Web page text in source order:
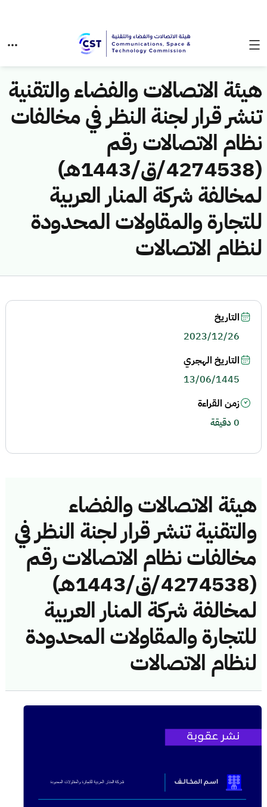
هيئة الاتصالات والفضاء والتقنية
تنشر قرار لجنة النظر في مخالفات
نظام الاتصالات رقم
(4274538/ق/1443هـ)
لمخالفة شركة المنار العربية
للتجارة والمقاولات المحدودة
لنظام الاتصالات
هيئة الاتصالات والفضاء
والتقنية تنشر قرار لجنة النظر في
مخالفات نظام الاتصالات رقم
(4274538/ق/1443هـ)
لمخالفة شركة المنار العربية
للتجارة والمقاولات المحدودة
لنظام الاتصالات
التاريخ
2023/12/26
التاريخ الهجري
13/06/1445
زمن القراءة
0 دقيقة